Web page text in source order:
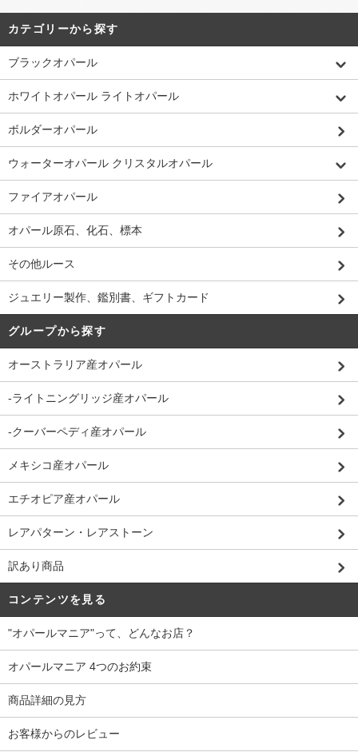
カテゴリーから探す
ブラックオパール
ホワイトオパール ライトオパール
ボルダーオパール
ウォーターオパール クリスタルオパール
ファイアオパール
オパール原石、化石、標本
その他ルース
ジュエリー製作、鑑別書、ギフトカード
グループから探す
オーストラリア産オパール
-ライトニングリッジ産オパール
-クーバーペディ産オパール
メキシコ産オパール
エチオピア産オパール
レアパターン・レアストーン
訳あり商品
コンテンツを見る
"オパールマニア"って、どんなお店？
オパールマニア 4つのお約束
商品詳細の見方
お客様からのレビュー